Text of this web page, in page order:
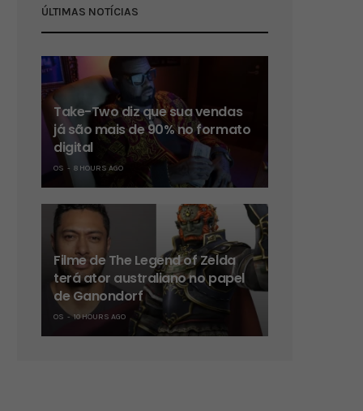
ÚLTIMAS NOTÍCIAS
Take-Two diz que sua vendas
já são mais de 90% no formato
digital
OS 8 HOURS AGO
Filme de The Legend of Zelda
terá ator australiano no papel
de Ganondorf
OS 10 HOURS AGO